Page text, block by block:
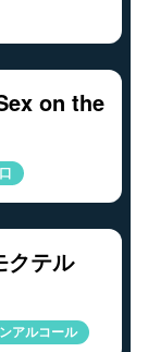
on the
クテル
アルコール